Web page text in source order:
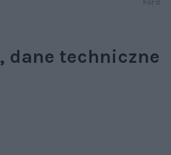
dane techniczne